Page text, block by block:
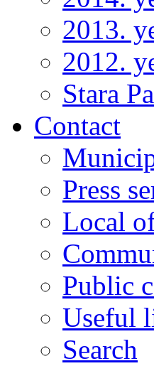
2013.
2012.
Stara
Contact
Press
Local
Public
Useful
Search